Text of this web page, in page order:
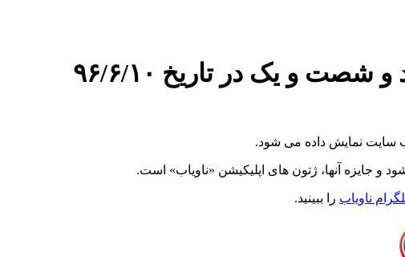
و یک در تاریخ ۹۶/۶/۱۰
سایت نمایش داده می شود.
و جایزه آنها، ژتون های اپلیکیشن «ناویاب» است.
ناویاب را ببینید.